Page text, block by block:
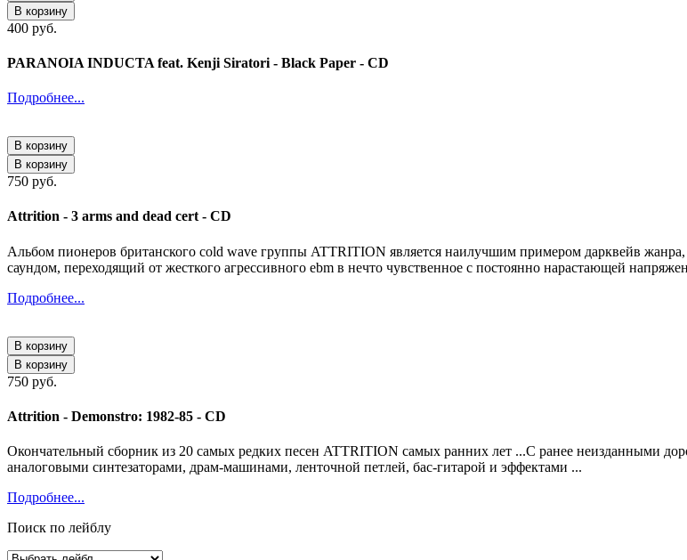
В корзину
400 руб.
PARANOIA INDUCTA feat. Kenji Siratori - Black Paper - CD
Подробнее...
В корзину
В корзину
750 руб.
Attrition - 3 arms and dead cert - CD
Альбом пионеров британского cold wave группы ATTRITION является наилучшим примером дарквейв
саундом, переходящий от жесткого агрессивного ebm в нечто чувственное с постоянно нарастающей
Подробнее...
В корзину
В корзину
750 руб.
Attrition - Demonstro: 1982-85 - CD
Окончательный сборник из 20 самых редких песен ATTRITION самых ранних лет ...С ранее неизданными
аналоговыми синтезаторами, драм-машинами, ленточной петлей, бас-гитарой и эффектами ...
Подробнее...
Поиск по лейблу